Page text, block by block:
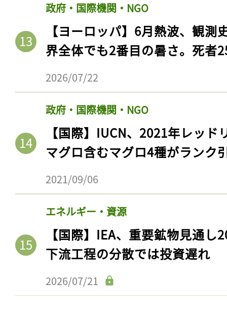
政府・国際機関・NGO
【ヨーロッパ】6月熱波、観
界全体でも2番目の暑さ。死者
2026/07/22
政府・国際機関・NGO
【国際】IUCN、2021年レッ
マグロ含むマグロ4種がランク
2021/09/06
エネルギー・資源
【国際】IEA、重要鉱物見通
下流工程の分散では投資遅れ
2026/07/21